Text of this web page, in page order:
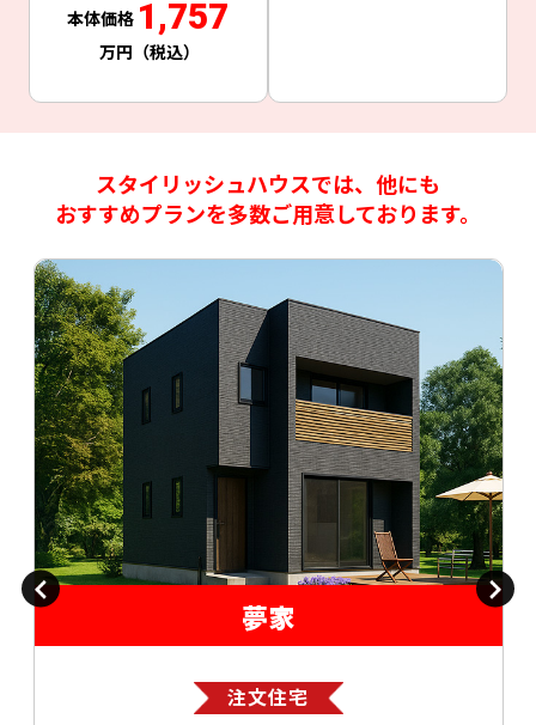
1,757
スタイリッシュハウスでは、他にも
おすすめプランを多数ご用意しております。
プレミアム
注文住宅